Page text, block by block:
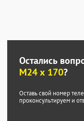
Остались
М24 х 170?
Оставь свой номер
проконсультируем и